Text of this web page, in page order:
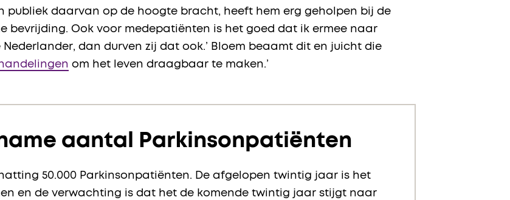
publiek daarvan op de hoogte bracht, heeft hem erg geholpen bij de
bevrijding. Ook voor medepatiënten is het goed dat ik ermee naar
dan durven zij dat ook.’ Bloem beaamt dit en juicht die
om het leven draagbaar te maken.’
aantal Parkinsonpatiënten
50.000 Parkinsonpatiënten. De afgelopen twintig jaar is het
en de verwachting is dat het de komende twintig jaar stijgt naar